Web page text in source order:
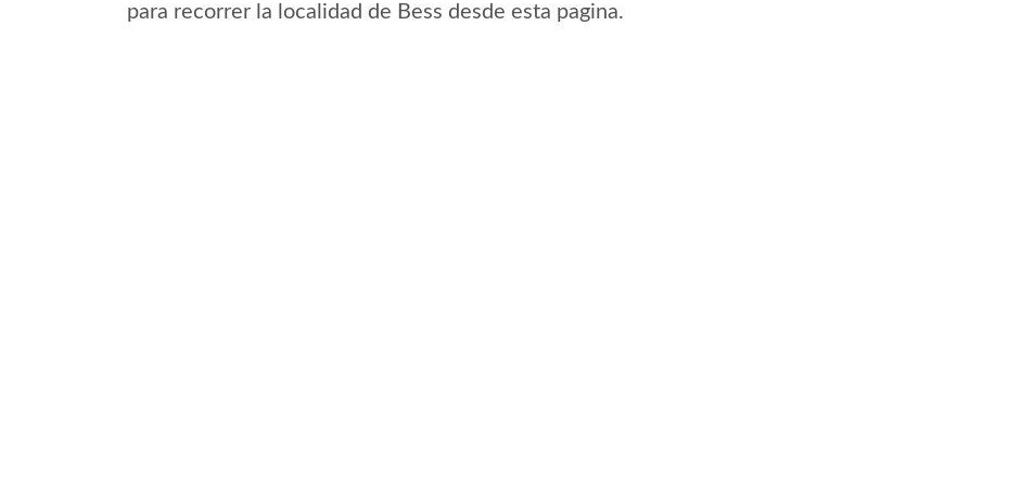
para recorrer la localidad de Bess desde esta pagina.